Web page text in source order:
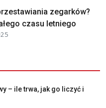
zegarków?
czasu letniego
– ile trwa, jak go liczyć i